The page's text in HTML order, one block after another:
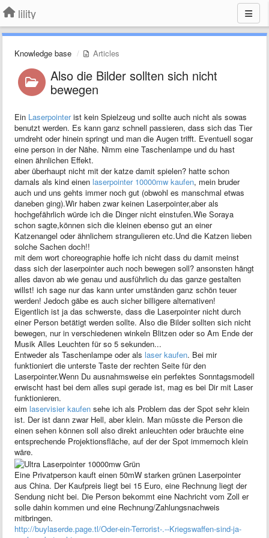
lility
Knowledge base Articles
​Also die Bilder sollten sich nicht
bewegen
Ein Laserpointerist kein Spielzeug und sollte auch nicht als sowas
benutzt werden. Es kann ganz schnell passieren, dass sich das Tier
umdreht oder hinein springt und man die Augen trifft. Eventuell sogar
eine person in der Nähe. Nimm eine Taschenlampe und du hast
einen ähnlichen Effekt.
aber überhaupt nicht mit der katze damit spielen? hatte schon
damals als kind einen laserpointer 10000mw kaufen, mein bruder
auch und uns gehts immer noch gut (obwohl es manschmal etwas
daneben ging).Wir haben zwar keinen Laserpointer,aber als
hochgefährlich würde ich die Dinger nicht einstufen.Wie Soraya
schon sagte,können sich die kleinen ebenso gut an einer
Katzenangel oder ähnlichem strangulieren etc.Und die Katzen lieben
solche Sachen doch!!
mit dem wort choreographie hoffe ich nicht dass du damit meinst
dass sich der laserpointer auch noch bewegen soll? ansonsten hängt
alles davon ab wie genau und ausführlich du das ganze gestalten
willst! ich sage nur das kann unter umständen ganz schön teuer
werden! Jedoch gäbe es auch sicher billigere alternativen!
Eigentlich ist ja das schwerste, dass die Laserpointer nicht durch
einer Person betätigt werden sollte. Also die Bilder sollten sich nicht
bewegen, nur in verschiedenen winkeln Blitzen oder so Am Ende der
Musik Alles Leuchten für so 5 sekunden...
Entweder als Taschenlampe oder als laser kaufen. Bei mir
funktioniert die unterste Taste der rechten Seite für den
Laserpointer.Wenn Du ausnahmsweise ein perfektes Sonntagsmodell
erwischt hast bei dem alles supi gerade ist, mag es bei Dir mit Laser
funktionieren.
eim laservisier kaufen sehe ich als Problem das der Spot sehr klein
ist. Der ist dann zwar Hell, aber klein. Man müsste die Person die
einen sehen können soll also direkt anleuchten oder bräuchte eine
entsprechende Projektionsfläche, auf der der Spot immernoch klein
wäre.
Eine Privatperson kauft einen 50mW starken grünen Laserpointer
aus China. Der Kaufpreis liegt bei 15 Euro, eine Rechnung liegt der
Sendung nicht bei. Die Person bekommt eine Nachricht vom Zoll er
solle dahin kommen und eine Rechnung/Zahlungsnachweis
mitbringen.
http://buylaserde.page.tl/Oder-ein-Terrorist-.--Kriegswaffen-sind-ja-